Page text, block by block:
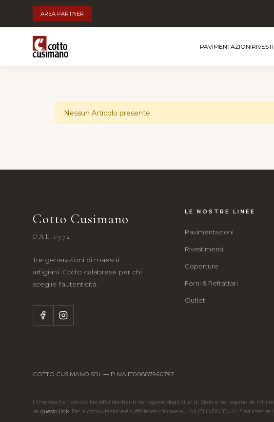
AREA PARTNER
PAVIMENTAZIONI
Nessun Articolo presente.
Cotto Cusimano
DAL 1972
Tre generazioni di maestri
artigiani. Cotto calabrese per chi
sceglie l'autenticità.
LE NOSTRE LINEE
Pavimentazioni
Rivestimenti
Coperture
Forni & Refrattari
Outlet
COTTO CUSIMANO SRL — P.IVA IT00887960797
L'impresa ha ricevuto benefici rientranti nel regime degli aiuti di Stato e nel regime de
daquesto link. Per la consultazione è sufficiente cliccare su "AIUTI INDIVIDUALI" ed